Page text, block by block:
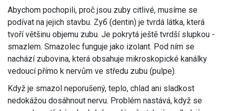
Abychom pochopili, proč jsou zuby citlivé, musíme se
podívat na jejich stavbu. Zуб (dentin) je tvrdá látka, která
tvoří většinu objemu zubu. Je pokrytá ještě tvrdší slupkou -
smazlem. Smazolec funguje jako izolant. Pod ním se
nachází zubovina, která obsahuje mikroskopické kanálky
vedoucí přímo k nervům ve středu zubu (pulpe).
Když je smazol neporušený, teplo, chlad ani sladkost
nedokážou dosáhnout nervu. Problém nastává, když se